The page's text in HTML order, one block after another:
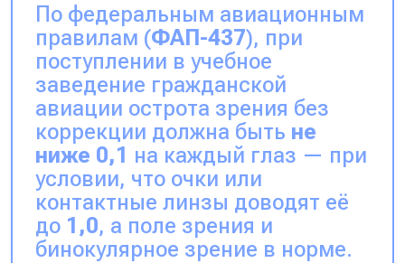
По федеральным авиационным
правилам (ФАП-437), при
поступлении в учебное
заведение гражданской
авиации острота зрения без
коррекции должна быть не
ниже 0,1 на каждый глаз — при
условии, что очки или
контактные линзы доводят её
до 1,0, а поле зрения и
бинокулярное зрение в норме.